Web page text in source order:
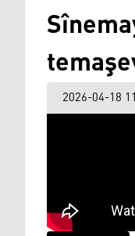
2026-04-18